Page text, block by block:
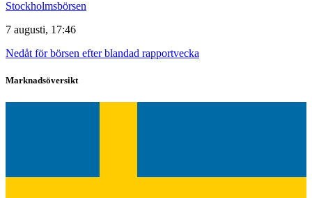
Stockholmsbörsen
7 augusti, 17:46
Nedåt för börsen efter blandad rapportvecka
Marknadsöversikt